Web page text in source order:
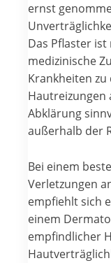
ernst
Das Pflaster
medizinische
Krankheiten
Hautreizungen
Abklärung
außerhalb der
Bei einem
Verletzungen
empfiehlt sich
einem
empfindlicher